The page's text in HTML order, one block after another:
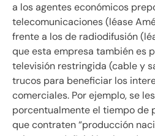
a los agentes económicos
telecomunicaciones (léase
frente a los de radiodifusión
que esta empresa también es
televisión restringida (cable y
trucos para beneficiar los
comerciales. Por ejemplo, se
porcentualmente el tiempo de
que contraten “producción